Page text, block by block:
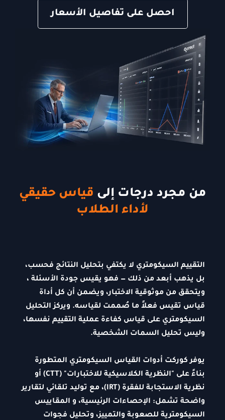
احصل على تفاصيل الأسعار
من مجرد درجات إلى قياس حقيقي
لأداء الطلاب
التقييم السيكومتري لا يكتفي بتحليل النتائج فحسب،
بل يذهب أبعد من ذلك — فهو يقيس جودة الأسئلة ،
ويتحقق من موثوقية الاختبار، ويضمن أن كل أداة
قياس تقيس فعلاً ما صُممت لقياسه. ويركز التحليل
السيكومتري على قياس كفاءة عملية التقييم نفسها،
وليس تحليل السمات الشخصية.
يوفر كوركت أدوات القياس السيكومتري المتطورة
بناءً على "النظرية الكلاسيكية للاختبارات" (CTT) أو
نظرية الاستجابة للفقرة (IRT)، مع توليد تلقائي لتقارير
واضحة تشمل: الإحصاءات الرئيسية، و المقاييس
السيكومترية للصعوبة والتمييز، وتحليل فجوات